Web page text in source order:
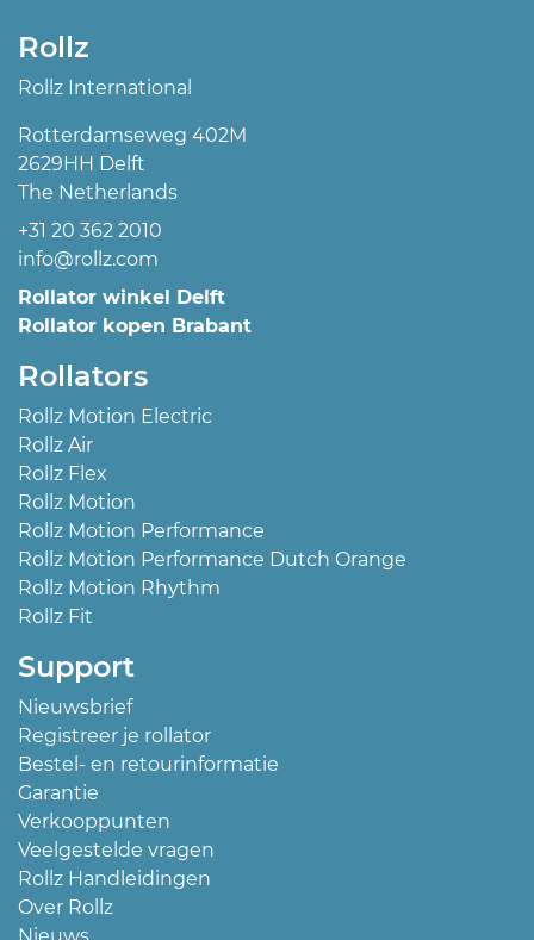
Rollz
Rollz International
Rotterdamseweg 402M
2629HH Delft
The Netherlands
+31 20 362 2010
info@rollz.com
Rollator winkel Delft
Rollator kopen Brabant
Rollators
Rollz Motion Electric
Rollz Air
Rollz Flex
Rollz Motion
Rollz Motion Performance
Rollz Motion Performance Dutch Orange
Rollz Motion Rhythm
Rollz Fit
Support
Nieuwsbrief
Registreer je rollator
Bestel- en retourinformatie
Garantie
Verkooppunten
Veelgestelde vragen
Rollz Handleidingen
Over Rollz